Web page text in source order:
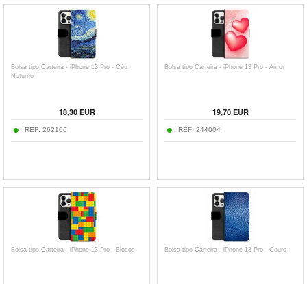
Bolsa tipo Carteira - iPhone 13 Pro - Céu
Noturno
18,30EUR
REF: 262106
Bolsa tipo Carteira - iPhone 13 Pro - Amor
19,70EUR
REF: 244004
Bolsa tipo Carteira - iPhone 13 Pro - Blocos Bolsa tipo Carteira - iPhone 13 Pro - Couro